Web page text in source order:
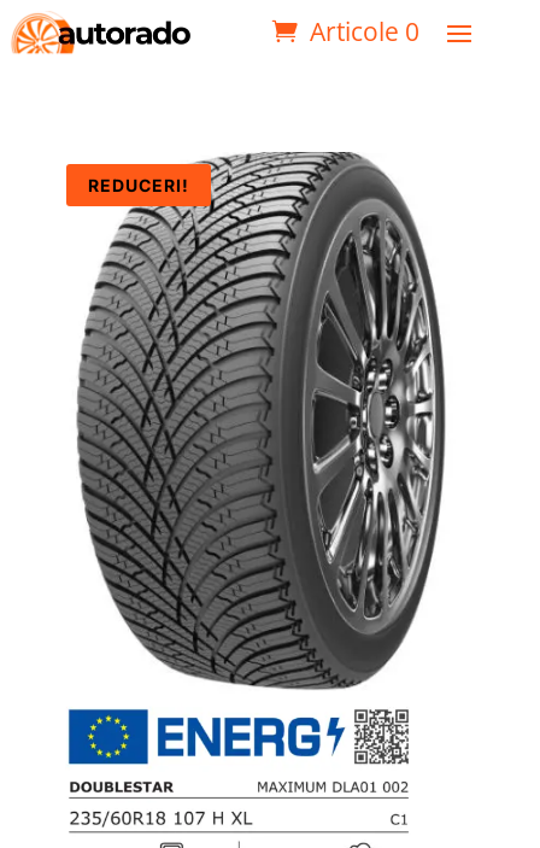
Articole 0
REDUCERI!